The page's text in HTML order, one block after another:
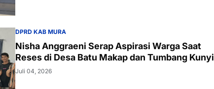
DPRD KAB MURA
Nisha Anggraeni Serap Aspirasi Warga Saat
Reses di Desa Batu Makap dan Tumbang Kunyi
Juli 04, 2026